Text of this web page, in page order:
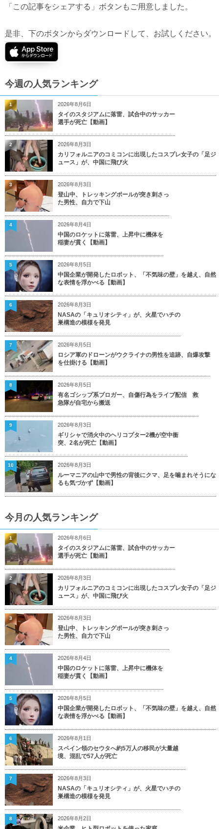
「この記事をシェアする」ボタンもご用意しました。
是非、下のボタンからダウンロードして、お試しください。
今週の人気ランキング
2026年8月6日
タイのスタジアムに落雷、試合中のサッカー
選手が死亡【動画】
1
2026年8月3日
カリフォルニアのコミコンに出現したコスプレ女子の「足ジ
ュース」が、中国に飛び火
2
2026年8月3日
登山中、トレッキングポールが突き刺さっ
た男性、自力で下山
3
2026年8月4日
中国のロケットに落雷、上昇中に機体を
稲妻が貫く【動画】
4
2026年8月5日
中国企業が開発したロボット、「不気味の壁」を越え、自然
な表情を浮かべる【動画】
5
2026年8月3日
NASAの「キュリオシティ」が、火星でハチの
巣構造の模様を発見
6
2026年8月5日
ロシア軍のドローンがウクライナの男性を追跡、自爆攻撃
を仕掛ける【動画】
7
2026年8月5日
有名ゴシップ系ブロガー、自傷行為をライブ配信 救
急隊が自宅から搬送
8
2026年8月3日
ギリシャで消火中のヘリコプター2機が空中衝
突、2名が死亡【動画】
9
2026年8月3日
ルーマニアの山中で男性の背後にクマ、足を噛まれそうにな
るも気づかず【動画】
10
今月の人気ランキング
2026年8月6日
タイのスタジアムに落雷、試合中のサッカー
選手が死亡【動画】
1
2026年8月3日
カリフォルニアのコミコンに出現したコスプレ女子の「足ジ
ュース」が、中国に飛び火
2
2026年8月3日
登山中、トレッキングポールが突き刺さっ
た男性、自力で下山
3
2026年8月4日
中国のロケットに落雷、上昇中に機体を
稲妻が貫く【動画】
4
2026年8月5日
中国企業が開発したロボット、「不気味の壁」を越え、自然
な表情を浮かべる【動画】
5
2026年8月1日
スペイン領のセウタへ約5万人の移民が大量越
境、混乱で57人が死亡
6
2026年8月3日
NASAの「キュリオシティ」が、火星でハチの
巣構造の模様を発見
7
2026年8月2日
8